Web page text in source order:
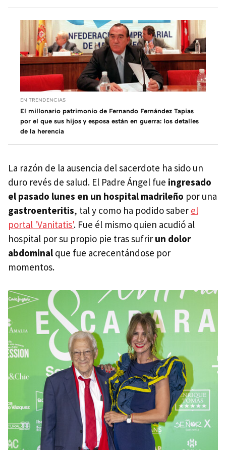
EN TRENDENCIAS
El millonario patrimonio de Fernando Fernández Tapias
por el que sus hijos y esposa están en guerra: los detalles
de la herencia
La razón de la ausencia del sacerdote ha sido un
duro revés de salud. El Padre Ángel fue ingresado
el pasado lunes en un hospital madrileño por una
gastroenteritis, tal y como ha podido saber el
portal 'Vanitatis'. Fue él mismo quien acudió al
hospital por su propio pie tras sufrir un dolor
abdominal que fue acrecentándose por
momentos.